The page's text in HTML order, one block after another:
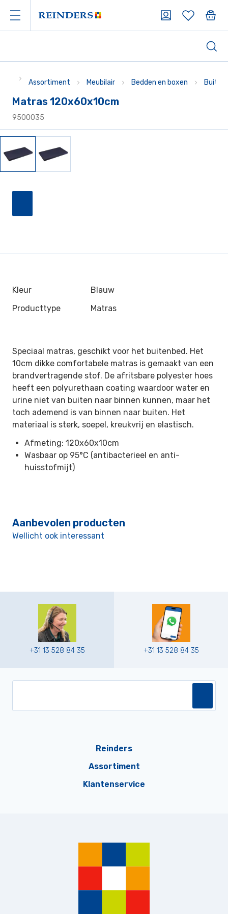
Assortiment Meubilair Bedden en boxen
Matras 120x60x10cm
9500035
Kleur
Blauw
Producttype
Matras
Speciaal matras, geschikt voor het buitenbed. Het
10cm dikke comfortabele matras is gemaakt van een
brandvertragende stof. De afritsbare polyester hoes
heeft een polyurethaan coating waardoor water en
urine niet van buiten naar binnen kunnen, maar het
toch ademend is van binnen naar buiten. Het
materiaal is sterk, soepel, kreukvrij en elastisch.
Afmeting: 120x60x10cm
Wasbaar op 95°C (antibacterieel en anti-
huisstofmijt)
Aanbevolen producten
Wellicht ook interessant
+31 13 528 84 35 +31 13 528 84 35
Reinders
Assortiment
Klantenservice